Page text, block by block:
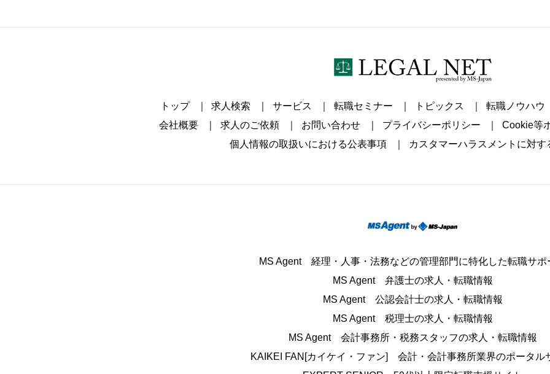
トップ 求人検索 サービス 転職セミナー トピックス
転職ノウハウ
会社概要
求人のご依頼 お問い合わせ プライバシーポリシー
Cookie等
個人情報の取扱いにおける公表事項
カスタマーハラスメントに対す
MS Agent 経理・人事・法務などの管理部門に特化した転職サポ
MS Agent 弁護士の求人・転職情報
MS Agent 公認会計士の求人・転職情報
MS Agent 税理士の求人・転職情報
MS Agent 会計事務所・税務スタッフの求人・転職情報
KAIKEI FAN[カイケイ・ファン] 会計・会計事務所業界のポータル